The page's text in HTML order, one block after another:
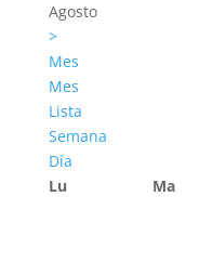
Agosto
>
Mes
Mes
Lista
Semana
Día
Lu
Ma